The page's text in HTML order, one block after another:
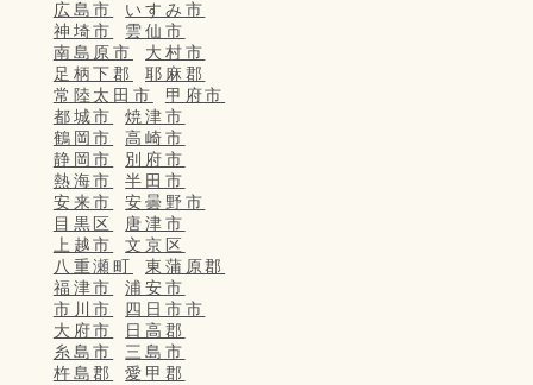
広島市
いすみ市
神埼市
雲仙市
南島原市
大村市
足柄下郡
耶麻郡
常陸太田市
甲府市
都城市
焼津市
鶴岡市
高崎市
静岡市
別府市
熱海市
半田市
安来市
安曇野市
目黒区
唐津市
上越市
文京区
八重瀬町
東蒲原郡
福津市
浦安市
市川市
四日市市
大府市
日高郡
糸島市
三島市
杵島郡
愛甲郡